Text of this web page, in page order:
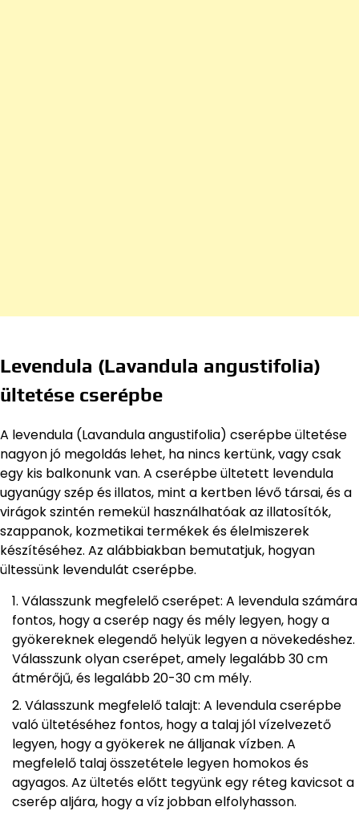
Levendula (Lavandula angustifolia)
ültetése cserépbe
A levendula (Lavandula angustifolia) cserépbe ültetése
nagyon jó megoldás lehet, ha nincs kertünk, vagy csak
egy kis balkonunk van. A cserépbe ültetett levendula
ugyanúgy szép és illatos, mint a kertben lévő társai, és a
virágok szintén remekül használhatóak az illatosítók,
szappanok, kozmetikai termékek és élelmiszerek
készítéséhez. Az alábbiakban bemutatjuk, hogyan
ültessünk levendulát cserépbe.
Válasszunk megfelelő cserépet: A levendula számára
fontos, hogy a cserép nagy és mély legyen, hogy a
gyökereknek elegendő helyük legyen a növekedéshez.
Válasszunk olyan cserépet, amely legalább 30 cm
átmérőjű, és legalább 20-30 cm mély.
Válasszunk megfelelő talajt: A levendula cserépbe
való ültetéséhez fontos, hogy a talaj jól vízelvezető
legyen, hogy a gyökerek ne álljanak vízben. A
megfelelő talaj összetétele legyen homokos és
agyagos. Az ültetés előtt tegyünk egy réteg kavicsot a
cserép aljára, hogy a víz jobban elfolyhasson.